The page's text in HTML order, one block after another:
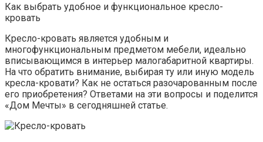
Как выбрать удобное и функциональное кресло-
кровать
Кресло-кровать является удобным и
многофункциональным предметом мебели, идеально
вписывающимся в интерьер малогабаритной квартиры.
На что обратить внимание, выбирая ту или иную модель
кресла-кровати? Как не остаться разочарованным после
его приобретения? Ответами на эти вопросы и поделится
«Дом Мечты» в сегодняшней статье.